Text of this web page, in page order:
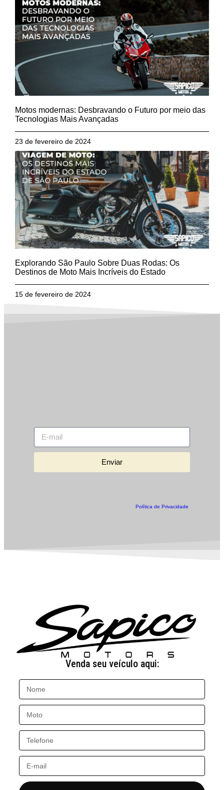
Motos modernas: Desbravando o Futuro por meio das
Tecnologias Mais Avançadas
23 de fevereiro de 2024
Explorando São Paulo Sobre Duas Rodas: Os
Destinos de Moto Mais Incríveis do Estado
15 de fevereiro de 2024
Enviar
Política de Privacidade
Venda seu veículo aqui: